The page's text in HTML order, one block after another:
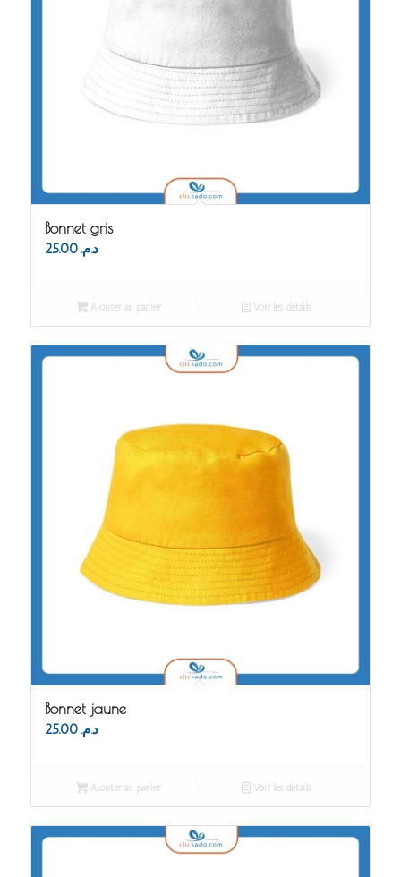
Bonnet gris
د.م. 25.00
Ajouter au panier Voir les détails
Bonnet jaune
د.م. 25.00
Ajouter au panier Voir les détails